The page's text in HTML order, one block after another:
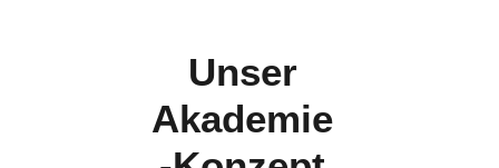
Unser
Akademie